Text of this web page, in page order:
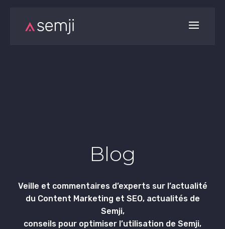
Blog
Veille et commentaires d’experts sur l’actualité
du Content Marketing et SEO, actualités de
Semji,
conseils pour optimiser l’utilisation de Semji,